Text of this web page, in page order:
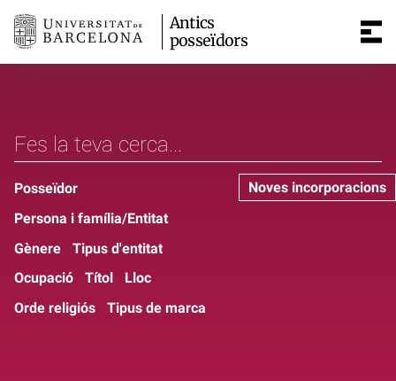
Antics
posseïdors
Noves incorporacions
Posseïdor
Persona i família/Entitat
Gènere
Tipus d'entitat
Ocupació
Títol
Lloc
Orde religiós
Tipus de marca